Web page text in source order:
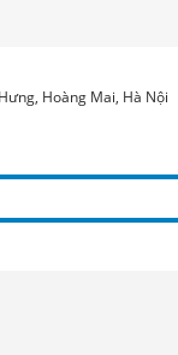
Hoàng Mai, Hà Nội